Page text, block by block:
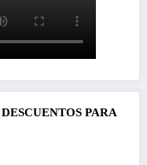
PARA